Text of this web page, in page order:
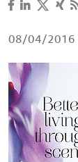
08/04/2016